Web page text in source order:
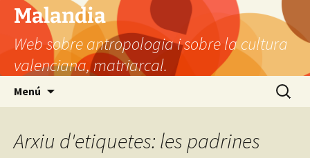
Vés
contingut
Malandia
Web sobre antropologia i sobre la cultura
valenciana, matriarcal.
Menú Cerca:
Arxiu d'etiquetes: les padrines